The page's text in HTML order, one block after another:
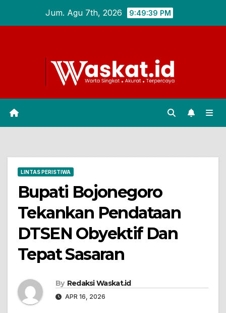
Jum. Agu 7th, 2026 9:49:40 PM
LINTAS PERISTIWA
Bupati Bojonegoro
Tekankan Pendataan
DTSEN Obyektif Dan
Tepat Sasaran
By Redaksi Waskat.id
APR 16, 2026